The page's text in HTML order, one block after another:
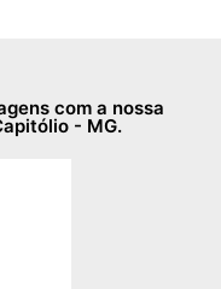
com a nossa
- MG.